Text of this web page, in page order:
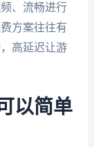
、流畅进行
方案往往有
高延迟让游
以简单